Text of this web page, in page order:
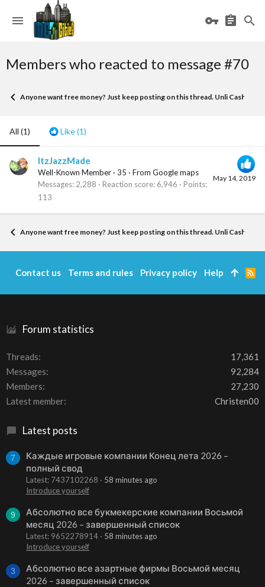
Members who reacted to message #70
Anyone want free money? Just keep posting on this thread. Unli Cash, it
All (1) Like(1)
May 14, 2019
ItzJazzMade
Well-Known Member · 35 · From Google maps
Messages 2,288 Reaction score 6,946
Points
113
Anyone want free money? Just keep posting on this thread. Unli Cash, it
Forum statistics
Threads
17,361
Messages
92,284
Members
27,230
Latest member
Christen00
Latest posts
7
Каждые игровые компании Конец лета 2026 –
полный свод
Latest: 7437102268
58 minutes ago
Introduce yourself
9
Абсолютно все букмекерские компании Восьмой
месяц 2026 – завершенный список
Latest: 9652278914
58 minutes ago
Introduce yourself
3
Абсолютно все азартные фирмы Восьмой месяц
2026 – завершенный список
Contact us Terms and rules Privacy policy Help
R
S